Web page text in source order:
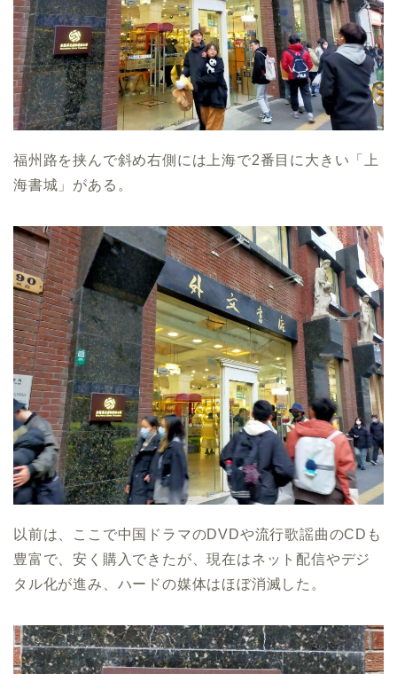
福州路を挟んで斜め右側には上海で2番目に大きい「上
海書城」がある。
以前は、ここで中国ドラマのDVDや流行歌謡曲のCDも
豊富で、安く購入できたが、現在はネット配信やデジ
タル化が進み、ハードの媒体はほぼ消滅した。